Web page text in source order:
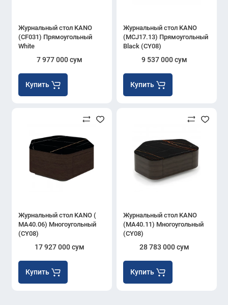
Журнальный стол KANO
(CF031) Прямоугольный
White
7 977 000 сум
Купить
Журнальный стол KANO
(MCJ17.13) Прямоугольный
Black (CY08)
9 537 000 сум
Купить
Журнальный стол KANO (
MA40.06) Многоугольный
(CY08)
17 927 000 сум
Купить
Журнальный стол KANO
(MA40.11) Многоугольный
(CY08)
28 783 000 сум
Купить